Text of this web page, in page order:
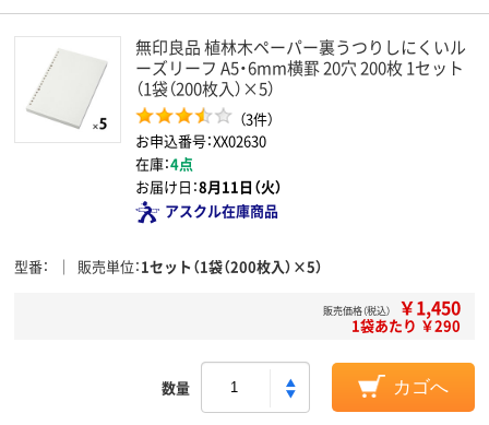
無印良品 植林木ペーパー裏うつりしにくいル
ーズリーフ A5・6mm横罫 20穴 200枚 1セット
（1袋（200枚入）×5）
（3件）
お申込番号：XX02630
在庫：4点
お届け日：8月11日（火）
アスクル在庫商品
型番 販売単位 1セット（1袋（200枚入）×5）
販売価格（税込） ￥1,450
1袋あたり ￥290
数量 カゴへ